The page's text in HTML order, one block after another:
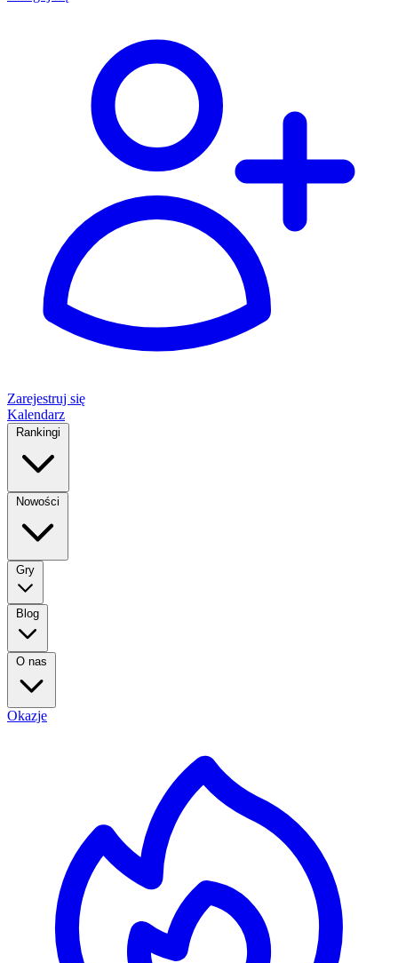
Zarejestruj się
Kalendarz
Rankingi
Nowości
Gry
Blog
O nas
Okazje